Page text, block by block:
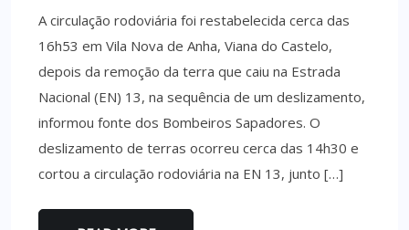
A circulação rodoviária foi restabelecida cerca das
16h53 em Vila Nova de Anha, Viana do Castelo,
depois da remoção da terra que caiu na Estrada
Nacional (EN) 13, na sequência de um deslizamento,
informou fonte dos Bombeiros Sapadores. O
deslizamento de terras ocorreu cerca das 14h30 e
cortou a circulação rodoviária na EN 13, junto […]